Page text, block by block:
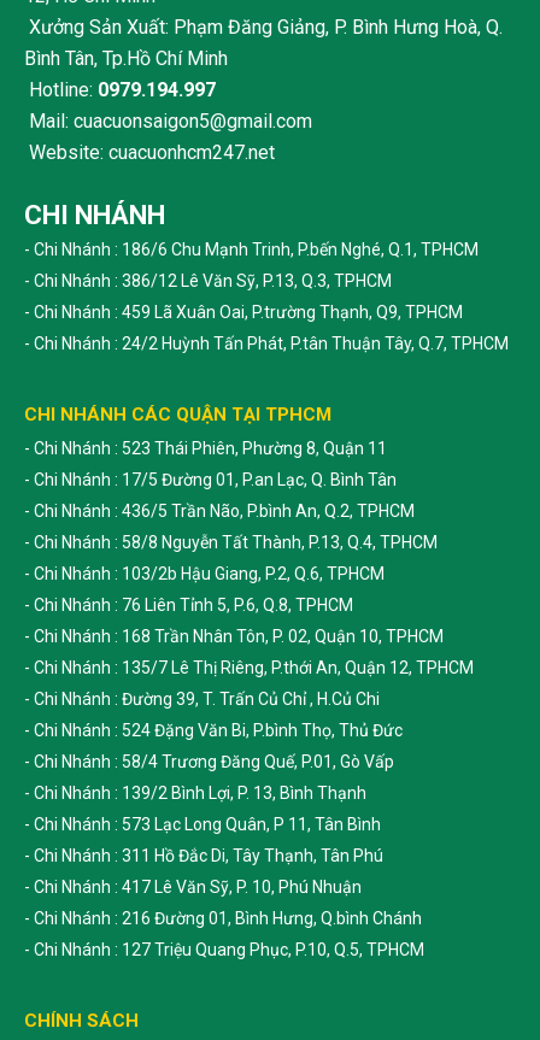
Xưởng Sản Xuất: Phạm Đăng Giảng, P. Bình Hưng Hoà, Q.
Bình Tân, Tp.Hồ Chí Minh
Hotline: 0979.194.997
Mail: cuacuonsaigon5@gmail.com
Website: cuacuonhcm247.net
CHI NHÁNH
- Chi Nhánh : 186/6 Chu Mạnh Trinh, P.bến Nghé, Q.1, TPHCM
- Chi Nhánh : 386/12 Lê Văn Sỹ, P.13, Q.3, TPHCM
- Chi Nhánh : 459 Lã Xuân Oai, P.trường Thạnh, Q9, TPHCM
- Chi Nhánh : 24/2 Huỳnh Tấn Phát, P.tân Thuận Tây, Q.7, TPHCM
CHI NHÁNH CÁC QUẬN TẠI TPHCM
- Chi Nhánh : 523 Thái Phiên, Phường 8, Quận 11
- Chi Nhánh : 17/5 Đường 01, P.an Lạc, Q. Bình Tân
- Chi Nhánh : 436/5 Trần Não, P.bình An, Q.2, TPHCM
- Chi Nhánh : 58/8 Nguyễn Tất Thành, P.13, Q.4, TPHCM
- Chi Nhánh : 103/2b Hậu Giang, P.2, Q.6, TPHCM
- Chi Nhánh : 76 Liên Tỉnh 5, P.6, Q.8, TPHCM
- Chi Nhánh : 168 Trần Nhân Tôn, P. 02, Quận 10, TPHCM
- Chi Nhánh : 135/7 Lê Thị Riêng, P.thới An, Quận 12, TPHCM
- Chi Nhánh : Đường 39, T. Trấn Củ Chỉ , H.Củ Chi
- Chi Nhánh : 524 Đặng Văn Bi, P.bình Thọ, Thủ Đức
- Chi Nhánh : 58/4 Trương Đăng Quế, P.01, Gò Vấp
- Chi Nhánh : 139/2 Bình Lợi, P. 13, Bình Thạnh
- Chi Nhánh : 573 Lạc Long Quân, P 11, Tân Bình
- Chi Nhánh : 311 Hồ Đắc Di, Tây Thạnh, Tân Phú
- Chi Nhánh : 417 Lê Văn Sỹ, P. 10, Phú Nhuận
- Chi Nhánh : 216 Đường 01, Bình Hưng, Q.bình Chánh
- Chi Nhánh : 127 Triệu Quang Phục, P.10, Q.5, TPHCM
CHÍNH SÁCH